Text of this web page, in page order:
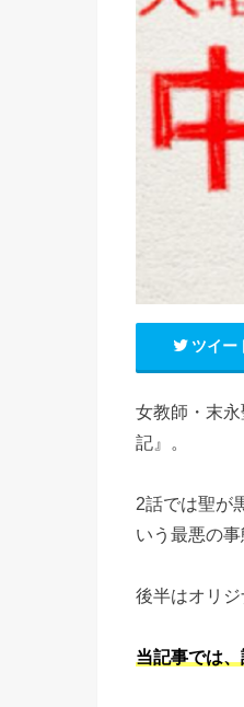
ツイー
女教師・末
記』。
2話では聖が
いう最悪の
後半はオリ
当記事では